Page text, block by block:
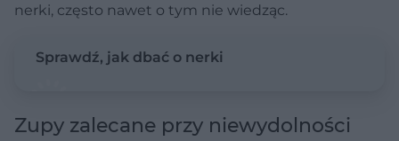
nerki, często nawet o tym nie wiedząc.
Sprawdź, jak dbać o nerki
Zupy zalecane przy niewydolności